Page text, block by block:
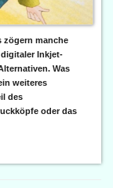
zögern manche
Inkjet-
Was
weiteres
des
oder das